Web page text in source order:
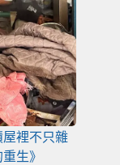
屋裡不只雜
生》